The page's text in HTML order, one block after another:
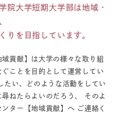
院大学短期大学部は地域・
りを目指しています。
貢献】は大学の様々な取り組
ことを目的として運営してい
たい、どのような活動をしてい
ねたらよいのだろう、 そのよ
ター【地域貢献】へ ご連絡く